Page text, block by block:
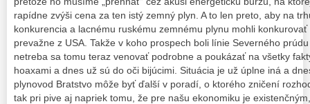
rapídne zvýši cena za ten istý zemný plyn. A to len preto, aby na
konkurencia a lacnému ruskému zemnému plynu mohli
prevažne z USA. Takže v koho prospech boli línie Severného
netreba sa tomu teraz venovať podrobne a poukázať na všetky
hoaxami a dnes už sú do oči bijúcimi. Situácia je už úplne iná a
plynovod Bratstvo môže byť ďalší v poradí, o ktorého zničení
tak pri pive aj napriek tomu, že pre našu ekonomiku je